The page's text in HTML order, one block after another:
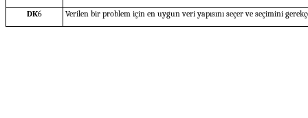
DK6 Verilen bir problem için en uygun veri yapısını seçer ve seçimini